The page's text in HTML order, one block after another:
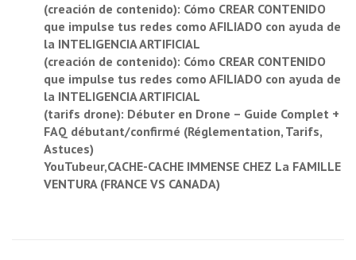
(creación de contenido): Cómo CREAR CONTENIDO
que impulse tus redes como AFILIADO con ayuda de
la INTELIGENCIA ARTIFICIAL
(creación de contenido): Cómo CREAR CONTENIDO
que impulse tus redes como AFILIADO con ayuda de
la INTELIGENCIA ARTIFICIAL
(tarifs drone): Débuter en Drone – Guide Complet +
FAQ débutant/confirmé (Réglementation, Tarifs,
Astuces)
YouTubeur,CACHE-CACHE IMMENSE CHEZ La FAMILLE
VENTURA (FRANCE VS CANADA)